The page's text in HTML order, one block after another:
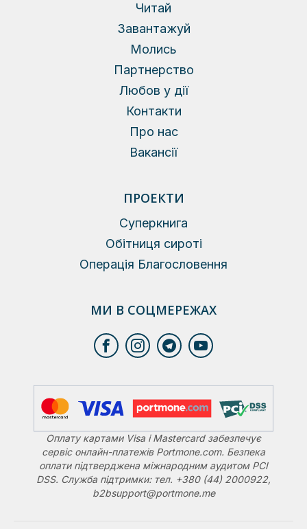
Читай
Завантажуй
Молись
Партнерство
Любов у дії
Контакти
Про нас
Вакансії
ПРОЕКТИ
Суперкнига
Обітниця сироті
Операція Благословення
МИ В СОЦМЕРЕЖАХ
Оплату картами Visa і Mastercard забезпечує
сервіс онлайн-платежів Portmone.com. Безпека
оплати підтверджена міжнародним аудитом PCI
DSS. Служба підтримки: тел. +380 (44) 2000922,
b2bsupport@portmone.me